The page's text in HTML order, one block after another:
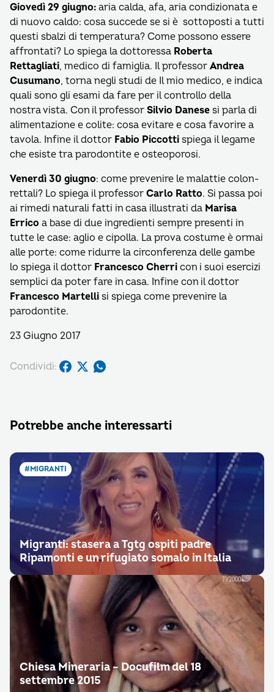
Giovedì 29 giugno: aria calda, afa, aria condizionata e
di nuovo caldo: cosa succede se si è sottoposti a tutti
questi sbalzi di temperatura? Come possono essere
affrontati? Lo spiega la dottoressa Roberta
Rettagliati, medico di famiglia. Il professor Andrea
Cusumano, torna negli studi de Il mio medico, e indica
quali sono gli esami da fare per il controllo della
nostra vista. Con il professor Silvio Danese si parla di
alimentazione e colite: cosa evitare e cosa favorire a
tavola. Infine il dottor Fabio Piccotti spiega il legame
che esiste tra parodontite e osteoporosi.
Venerdì 30 giugno: come prevenire le malattie colon-
rettali? Lo spiega il professor Carlo Ratto. Si passa poi
ai rimedi naturali fatti in casa illustrati da Marisa
Errico a base di due ingredienti sempre presenti in
tutte le case: aglio e cipolla. La prova costume è ormai
alle porte: come ridurre la circonferenza delle gambe
lo spiega il dottor Francesco Cherri con i suoi esercizi
semplici da poter fare in casa. Infine con il dottor
Francesco Martelli si spiega come prevenire la
parodontite.
23 Giugno 2017
Condividi:
Potrebbe anche interessarti
#MIGRANTI
Migranti: stasera a Tgtg ospiti padre
Ripamonti e un rifugiato somalo in Italia
Chiesa Mineraria – Docufilm del 18
settembre 2015